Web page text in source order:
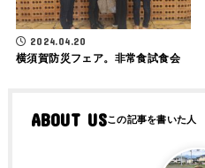
2024.04.20
横須賀防災フェア。非常食試食会
ABOUT US